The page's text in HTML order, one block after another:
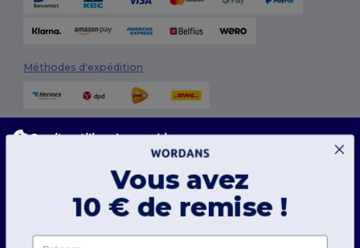
Méthodes d'expédition
Ce site utilise des cookies
Notre site web utilise des cookies propriétaires et tiers pour améliorer la fonctionnalité
expérience de navigation fluide et personnalisée, y compris du contenu adapté, des
interactions optimisées avec notre site web, et de la publicité.
Vous pouvez gérer vos préférences de cookies à tout moment. Les cookies essentiels
ne peuvent pas être désactivés car ils sont requis pour le bon fonctionnement du site.
que ceux utilisés pour la personnalisation, l'analyse et la publicité.
Vous avez
10 € de remise !
Prénom